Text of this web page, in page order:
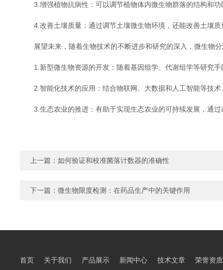
3.增强植物抗病性：可以调节植物体内微生物群落的结构和功
4.改善土壤质量：通过调节土壤微生物环境，还能改善土壤质
展望未来，随着生物技术的不断进步和研究的深入，微生物分
1.新型微生物资源的开发：随着基因组学、代谢组学等研究手
2.智能化技术的应用：结合物联网、大数据和人工智能等技术
3.生态农业的推进：有助于实现生态农业的可持续发展，通过
上一篇： 如何验证和校准菌落计数器的准确性
下一篇： 微生物限度检测：在药品生产中的关键作用
首页 关于我们 产品展示 新闻中心 技术文章 荣誉资质